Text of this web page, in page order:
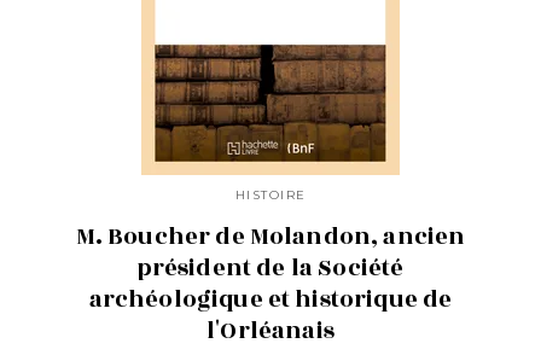
HISTOIRE
M. Boucher de Molandon, ancien
président de la Société
archéologique et historique de
l'Orléanais